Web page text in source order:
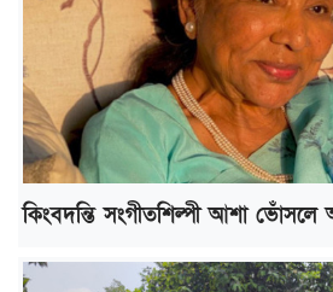
কিংবদন্তি সংগীতশিল্পী আশা